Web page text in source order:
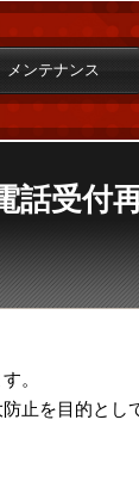
メンテナンス
話受付
。
止を目的とし